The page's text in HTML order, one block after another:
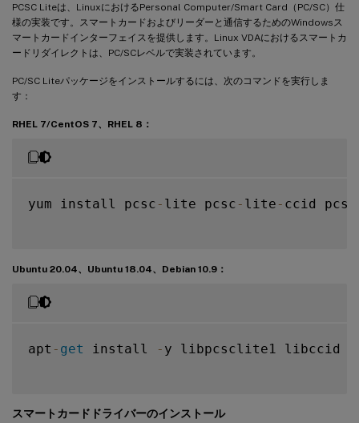
PCSC Liteは、LinuxにおけるPersonal Computer/Smart Card（PC/SC）仕
様の実装です。スマートカードおよびリーダーと通信するためのWindowsス
マートカードインターフェイスを提供します。Linux VDAにおけるスマートカ
ードリダイレクトは、PC/SCレベルで実装されています。
PC/SC Liteパッケージをインストールするには、次のコマンドを実行しま
す：
RHEL 7/CentOS 7、RHEL 8：
yum install pcsc - lite pcsc - lite - ccid pcsc
Ubuntu 20.04、Ubuntu 18.04、Debian 10.9：
apt - get install - y libpcsclite1 libccid
スマートカードドライバーのインストール